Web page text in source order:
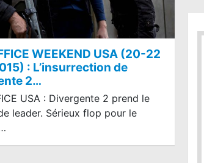
WEEKEND USA (20-22
: L’insurrection de
2…
USA : Divergente 2 prend le
leader. Sérieux flop pour le